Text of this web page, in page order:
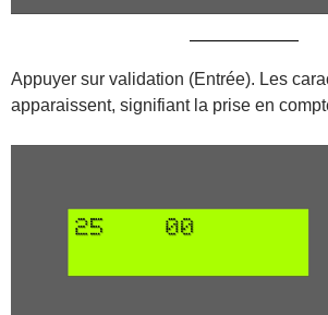
Appuyer sur validation (Entrée). Les
apparaissent, signifiant la prise en